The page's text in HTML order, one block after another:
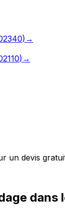
) →
) →
un devis
dans